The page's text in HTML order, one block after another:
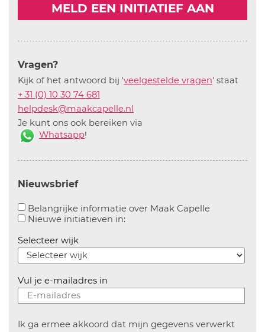
MELD EEN INITIATIEF AAN
Vragen?
Kijk of het antwoord bij 'veelgestelde vragen' staat
+ 31 (0) 10 30 74 681
helpdesk@maakcapelle.nl
Je kunt ons ook bereiken via
Whatsapp!
Nieuwsbrief
Belangrijke informatie over Maak CapelleAanvinken
Nieuwe initiatieven in:Aanvinken om informatie over
Selecteer wijk
Vul je e-mailadres in
Ik ga ermee akkoord dat mijn gegevens verwerkt